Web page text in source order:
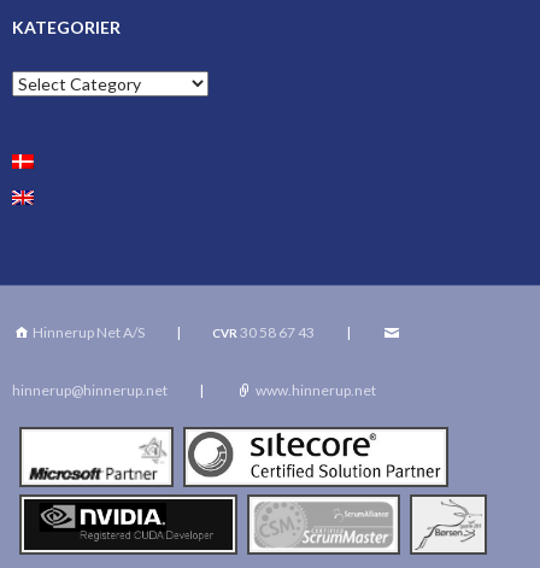
KATEGORIER
Kategorier
Hinnerup Net A/S | CVR 30 58 67 43 |
hinnerup@hinnerup.net | www.hinnerup.net